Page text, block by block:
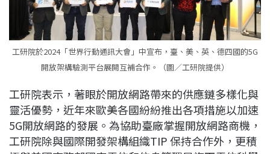
工研院於2024「世界行動通訊大會」中宣布，臺、美、英、德四國的5G
開放架構驗測平台展開互補合作。（圖／工研院提供）
工研院表示，著眼於開放網路帶來的供應鏈多樣化與
靈活優勢，近年來歐美各國紛紛推出各項措施以加速
5G開放網路的發展。為協助臺廠掌握開放網路商機，
工研院除與國際開發架構組織TIP 保持合作外，更積